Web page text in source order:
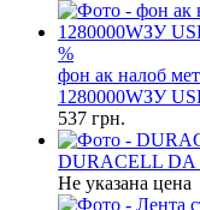
%
фон ак налоб
1280000WЗУ
537 грн.
DURACELL DA
Не указана цена